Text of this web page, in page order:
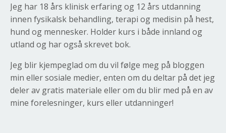
Jeg har 18 års klinisk erfaring og 12 års utdanning
innen fysikalsk behandling, terapi og medisin på hest,
hund og mennesker. Holder kurs i både innland og
utland og har også skrevet bok.
Jeg blir kjempeglad om du vil følge meg på bloggen
min eller sosiale medier, enten om du deltar på det jeg
deler av gratis materiale eller om du blir med på en av
mine forelesninger, kurs eller utdanninger!